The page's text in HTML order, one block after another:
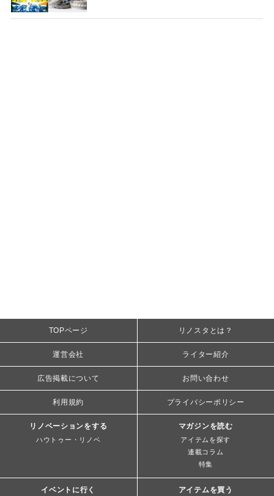
TOPページ リノスタとは？
運営会社 ライター紹介
広告掲載について お問い合わせ
利用規約 プライバシーポリシー
リノベーションをする
ハウトゥー・リノベ
マガジンを読む
アイテムを探す
連載コラム
特集
イベントに行く アイテムを買う